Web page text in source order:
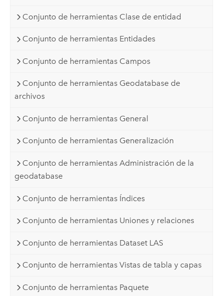
Conjunto de herramientas Clase de entidad
Conjunto de herramientas Entidades
Conjunto de herramientas Campos
Conjunto de herramientas Geodatabase de
archivos
Conjunto de herramientas General
Conjunto de herramientas Generalización
Conjunto de herramientas Administración de la
geodatabase
Conjunto de herramientas Índices
Conjunto de herramientas Uniones y relaciones
Conjunto de herramientas Dataset LAS
Conjunto de herramientas Vistas de tabla y capas
Conjunto de herramientas Paquete